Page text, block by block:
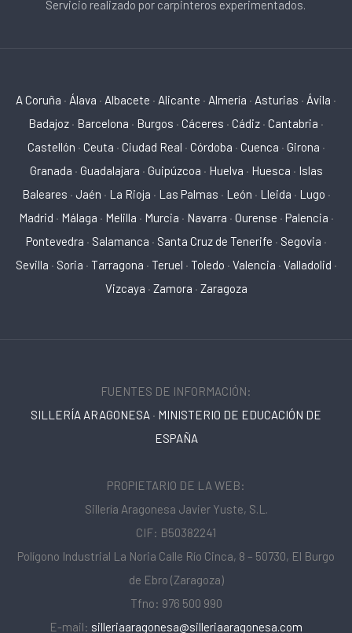
Servicio realizado por carpinteros experimentados.
A Coruña · Álava · Albacete · Alicante · Almería · Asturias · Ávila ·
Badajoz · Barcelona · Burgos · Cáceres · Cádiz · Cantabria ·
Castellón · Ceuta · Ciudad Real · Córdoba · Cuenca · Girona ·
Granada · Guadalajara · Guipúzcoa · Huelva · Huesca · Islas
Baleares · Jaén · La Rioja · Las Palmas · León · Lleida · Lugo ·
Madrid · Málaga · Melilla · Murcia · Navarra · Ourense · Palencia ·
Pontevedra · Salamanca · Santa Cruz de Tenerife · Segovia ·
Sevilla · Soria · Tarragona · Teruel · Toledo · Valencia · Valladolid ·
Vizcaya · Zamora · Zaragoza
FUENTES DE INFORMACIÓN:
SILLERÍA ARAGONESA · MINISTERIO DE EDUCACIÓN DE
ESPAÑA
PROPIETARIO DE LA WEB:
Sillería Aragonesa Javier Yuste, S.L.
CIF: B50382241
Polígono Industrial La Noria Calle Río Cinca, 8 – 50730, El Burgo
de Ebro (Zaragoza)
Tfno: 976 500 990
E-mail: silleriaaragonesa@silleriaaragonesa.com